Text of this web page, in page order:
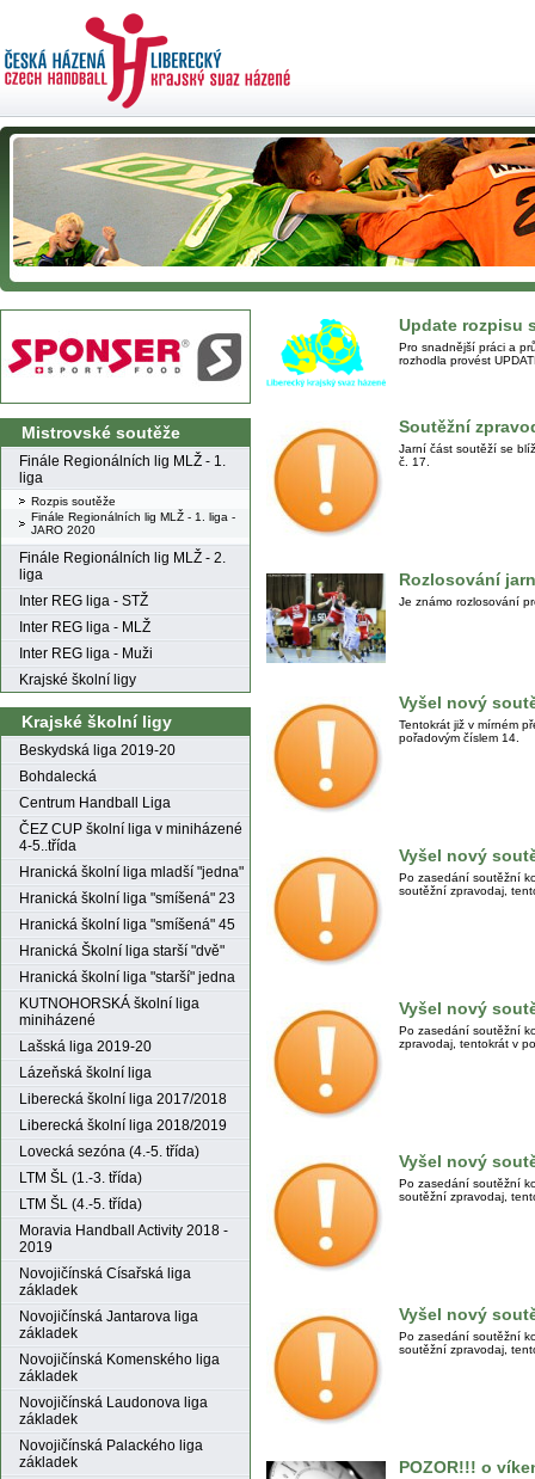
Mistrovské soutěže
Finále Regionálních lig MLŽ - 1.
liga
Rozpis soutěže
Finále Regionálních lig MLŽ - 1. liga -
JARO 2020
Finále Regionálních lig MLŽ - 2.
liga
Inter REG liga - STŽ
Inter REG liga - MLŽ
Inter REG liga - Muži
Krajské školní ligy
Krajské školní ligy
Beskydská liga 2019-20
Bohdalecká
Centrum Handball Liga
ČEZ CUP školní liga v miniházené
4-5..třída
Hranická školní liga mladší "jedna"
Hranická školní liga "smíšená" 23
Hranická školní liga "smíšená" 45
Hranická Školní liga starší "dvě"
Hranická školní liga "starší" jedna
KUTNOHORSKÁ školní liga
miniházené
Lašská liga 2019-20
Lázeňská školní liga
Liberecká školní liga 2017/2018
Liberecká školní liga 2018/2019
Lovecká sezóna (4.-5. třída)
LTM ŠL (1.-3. třída)
LTM ŠL (4.-5. třída)
Moravia Handball Activity 2018 -
2019
Novojičínská Císařská liga
základek
Novojičínská Jantarova liga
základek
Novojičínská Komenského liga
základek
Novojičínská Laudonova liga
základek
Novojičínská Palackého liga
základek
Update rozpisu
Pro snadnější práci a
rozhodla provést
Soutěžní
Jarní část soutěží se
č. 17.
Rozlosování
Je známo rozlosování
Vyšel nový
Tentokrát již v mírném
pořadovým číslem 14.
Vyšel nový
Po zasedání soutěžní
soutěžní zpravodaj,
Vyšel nový
Po zasedání soutěžní
zpravodaj, tentokrát v
Vyšel nový
Po zasedání soutěžní
soutěžní zpravodaj,
Vyšel nový
Po zasedání soutěžní
soutěžní zpravodaj,
POZOR!!! o